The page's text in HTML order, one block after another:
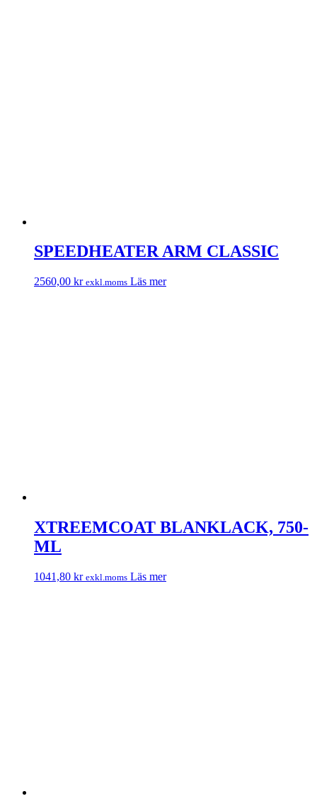
SPEEDHEATER ARM CLASSIC
2560,00 kr exkl.moms Läs mer
XTREEMCOAT BLANKLACK, 750-
ML
1041,80 kr exkl.moms Läs mer